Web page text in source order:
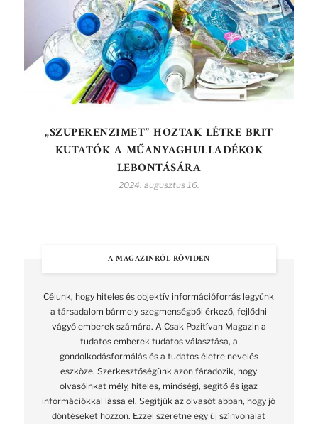
„SZUPERENZIMET” HOZTAK LÉTRE BRIT
KUTATÓK A MŰANYAGHULLADÉKOK
LEBONTÁSÁRA
2024. augusztus 16.
A MAGAZINRÓL RÖVIDEN
Célunk, hogy hiteles és objektív információforrás legyünk
a társadalom bármely szegmenségből érkező, fejlődni
vágyó emberek számára. A Csak Pozitívan Magazin a
tudatos emberek tudatos választása, a
gondolkodásformálás és a tudatos életre nevelés
eszköze. Szerkesztőségünk azon fáradozik, hogy
olvasóinkat mély, hiteles, minőségi, segítő és igaz
információkkal lássa el. Segítjük az olvasót abban, hogy jó
döntéseket hozzon. Ezzel szeretne egy új színvonalat